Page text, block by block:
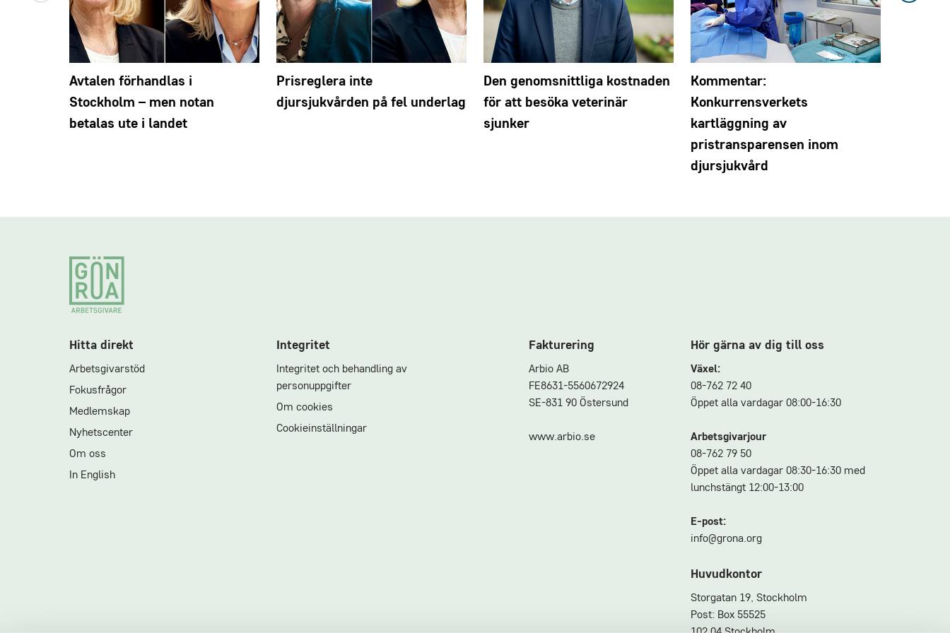
Avtalen förhandlas i
Stockholm – men notan
betalas ute i landet
Prisreglera inte
djursjukvården på fel underlag
Den genomsnittliga kostnaden
för att besöka veterinär
sjunker
Kommentar:
Konkurrensverkets
kartläggning av
pristransparensen inom
djursjukvård
Hitta direkt
Arbetsgivarstöd
Fokusfrågor
Medlemskap
Nyhetscenter
Om oss
In English
Integritet
Integritet och behandling av
personuppgifter
Om cookies
Cookieinställningar
Fakturering
Arbio AB
FE8631-5560672924
SE-831 90 Östersund
www.arbio.se
Hör gärna av dig till oss
Växel:
08-762 72 40
Öppet alla vardagar 08:00-16:30
Arbetsgivarjour
08-762 79 50
Öppet alla vardagar 08:30-16:30 med
lunchstängt 12:00-13:00
E-post:
info@grona.org
Huvudkontor
Storgatan 19, Stockholm
Post: Box 55525